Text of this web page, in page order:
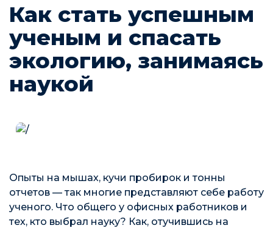
Как стать успешным
ученым и спасать
экологию, занимаясь
наукой
Опыты на мышах, кучи пробирок и тонны
отчетов — так многие представляют себе работу
ученого. Что общего у офисных работников и
тех, кто выбрал науку? Как, отучившись на